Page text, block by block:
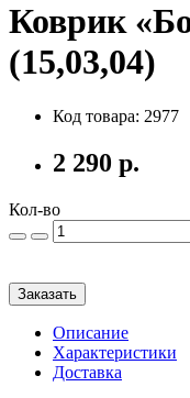
Коврик
(15,03,04)
Код товара: 2977
2 290 р.
Кол-во
Заказать
Описание
Характеристики
Доставка